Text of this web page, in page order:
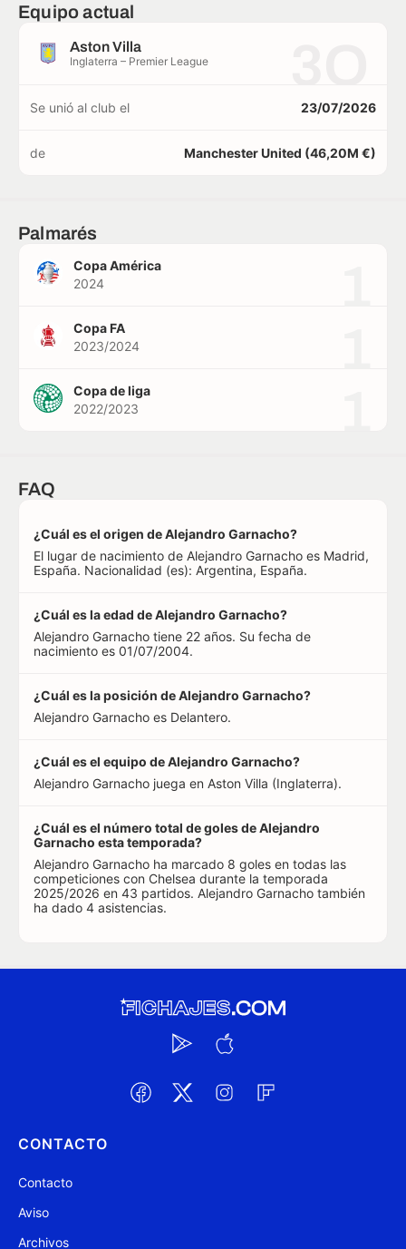
Equipo actual
Aston Villa
Inglaterra – Premier League
Se unió al club el 23/07/2026
de Manchester United (46,20M €)
Palmarés
Copa América
2024
Copa FA
2023/2024
Copa de liga
2022/2023
FAQ
¿Cuál es el origen de Alejandro Garnacho?
El lugar de nacimiento de Alejandro Garnacho es Madrid,
España. Nacionalidad (es): Argentina, España.
¿Cuál es la edad de Alejandro Garnacho?
Alejandro Garnacho tiene 22 años. Su fecha de
nacimiento es 01/07/2004.
¿Cuál es la posición de Alejandro Garnacho?
Alejandro Garnacho es Delantero.
¿Cuál es el equipo de Alejandro Garnacho?
Alejandro Garnacho juega en Aston Villa (Inglaterra).
¿Cuál es el número total de goles de Alejandro
Garnacho esta temporada?
Alejandro Garnacho ha marcado 8 goles en todas las
competiciones con Chelsea durante la temporada
2025/2026 en 43 partidos. Alejandro Garnacho también
ha dado 4 asistencias.
CONTACTO
Contacto
Aviso
Archivos